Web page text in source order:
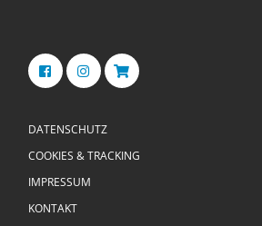
DATENSCHUTZ
COOKIES & TRACKING
IMPRESSUM
KONTAKT